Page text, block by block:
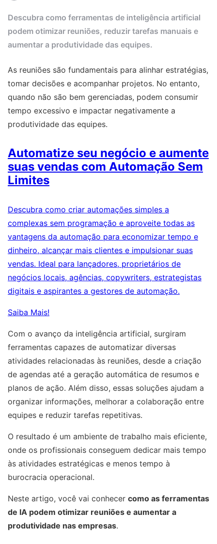
Descubra como ferramentas de inteligência artificial
podem otimizar reuniões, reduzir tarefas manuais e
aumentar a produtividade das equipes.
As reuniões são fundamentais para alinhar estratégias,
tomar decisões e acompanhar projetos. No entanto,
quando não são bem gerenciadas, podem consumir
tempo excessivo e impactar negativamente a
produtividade das equipes.
Automatize seu negócio e aumente
suas vendas com Automação Sem
Limites
Descubra como criar automações simples a
complexas sem programação e aproveite todas as
vantagens da automação para economizar tempo e
dinheiro, alcançar mais clientes e impulsionar suas
vendas. Ideal para lançadores, proprietários de
negócios locais, agências, copywriters, estrategistas
digitais e aspirantes a gestores de automação.
Saiba Mais!
Com o avanço da inteligência artificial, surgiram
ferramentas capazes de automatizar diversas
atividades relacionadas às reuniões, desde a criação
de agendas até a geração automática de resumos e
planos de ação. Além disso, essas soluções ajudam a
organizar informações, melhorar a colaboração entre
equipes e reduzir tarefas repetitivas.
O resultado é um ambiente de trabalho mais eficiente,
onde os profissionais conseguem dedicar mais tempo
às atividades estratégicas e menos tempo à
burocracia operacional.
Neste artigo, você vai conhecer como as ferramentas
de IA podem otimizar reuniões e aumentar a
produtividade nas empresas.